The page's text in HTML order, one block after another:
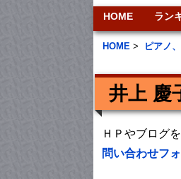
HOME ラン
HOME > ピアノ
井上 慶
ＨＰやブログ
問い合わせフ